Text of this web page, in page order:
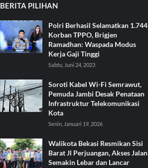
BERITA PILIHAN
Polri Berhasil Selamatkan 1.744
Korban TPPO, Brigjen
Ramadhan: Waspada Modus
Kerja Gaji Tinggi
Sabtu, Juni 24, 2023
Soroti Kabel Wi-Fi Semrawut,
Pemuda Jambi Desak Penataan
Infrastruktur Telekomunikasi
Kota
Senin, Januari 19, 2026
Walikota Bekasi Resmikan Sisi
Barat Jl Perjuangan, Akses Jalan
Semakin Lebar dan Lancar